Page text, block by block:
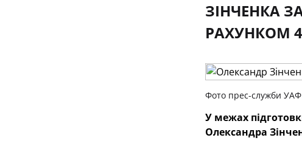
ЗІНЧЕНКА
РАХУНКОМ
Фото прес-служби УАФ
У межах
Олександра